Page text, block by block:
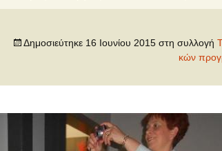
Δημοσιεύτηκε 16 Ιουνίου 2015 στη συλλογή
κών